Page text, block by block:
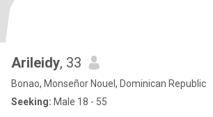
Arileidy, 33
Bonao, Monseñor Nouel, Dominican Republic
Seeking: Male 18 - 55